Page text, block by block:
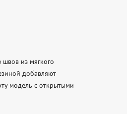
из мягкого
добавляют
модель с открытыми